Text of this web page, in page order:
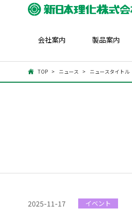
会社案内 製品案内
TOP ニュース ニュースタイトル
2025-11-17 イベント